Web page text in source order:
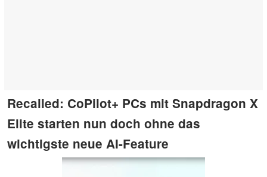
Recalled: CoPilot+ PCs mit Snapdragon X
Elite starten nun doch ohne das
wichtigste neue AI-Feature